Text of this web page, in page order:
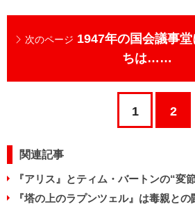
次のページ 1947年の国会議事
ちは……
1 2
関連記事
『アリス』とティム・バートンの“変
『塔の上のラプンツェル』は毒親との